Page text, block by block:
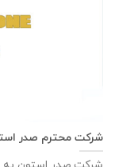
شرکت محترم صدر